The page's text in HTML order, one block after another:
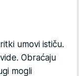
umovi ističu.
Obraćaju
mogli